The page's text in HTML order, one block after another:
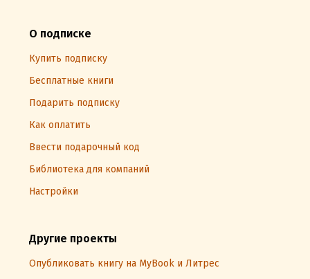
О подписке
Купить подписку
Бесплатные книги
Подарить подписку
Как оплатить
Ввести подарочный код
Библиотека для компаний
Настройки
Другие проекты
Опубликовать книгу на MyBook и Литрес